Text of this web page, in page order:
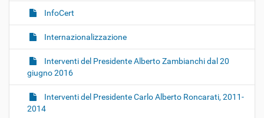
InfoCert
Internazionalizzazione
Interventi del Presidente Alberto Zambianchi dal 20
giugno 2016
Interventi del Presidente Carlo Alberto Roncarati, 2011-
2014